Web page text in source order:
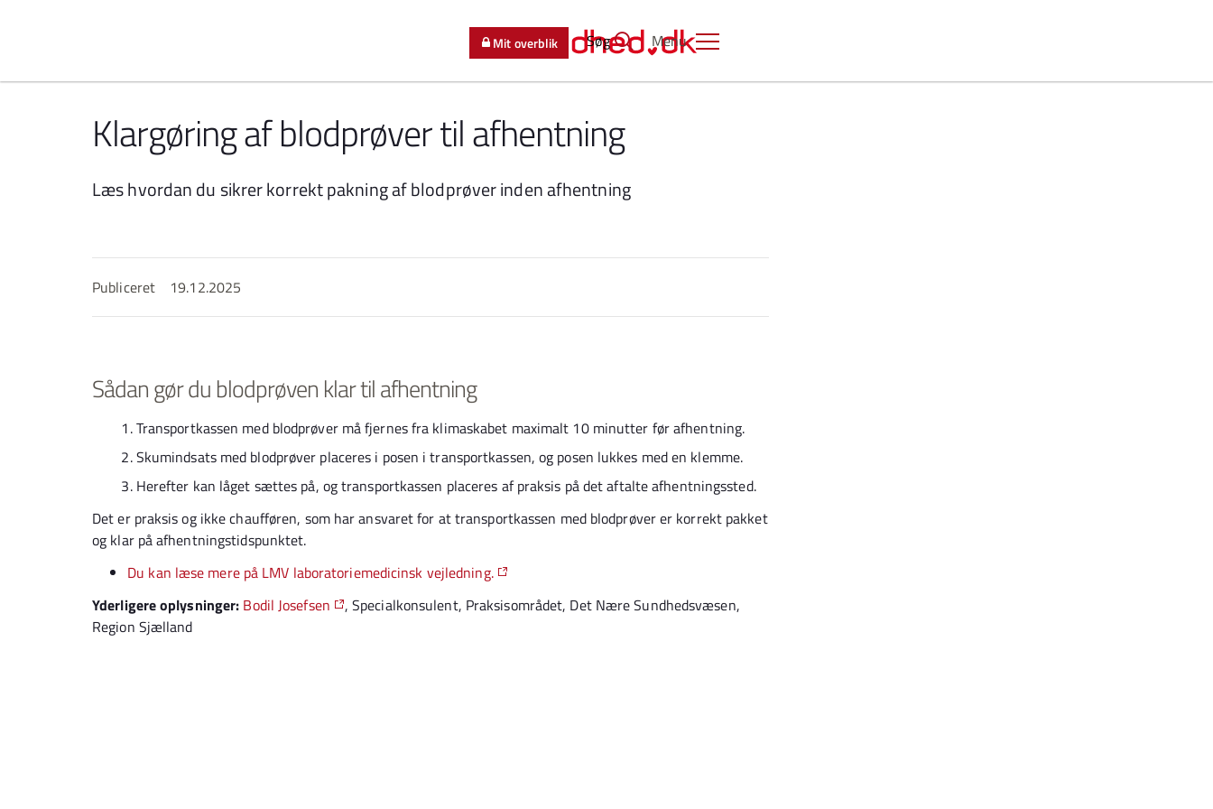
Menu
Søg
Mit overblik
Klargøring af blodprøver til afhentning
Læs hvordan du sikrer korrekt pakning af blodprøver inden afhentning
Publiceret 19.12.2025
Sådan gør du blodprøven klar til afhentning
Transportkassen med blodprøver må fjernes fra klimaskabet maximalt 10 minutter før afhentning.
Skumindsats med blodprøver placeres i posen i transportkassen, og posen lukkes med en klemme.
Herefter kan låget sættes på, og transportkassen placeres af praksis på det aftalte afhentningssted.
Det er praksis og ikke chaufføren, som har ansvaret for at transportkassen med blodprøver er korrekt pakket
og klar på afhentningstidspunktet.
Du kan læse mere på LMV laboratoriemedicinsk vejledning.
Yderligere oplysninger: Bodil Josefsen
, Specialkonsulent, Praksisområdet, Det Nære Sundhedsvæsen,
Region Sjælland